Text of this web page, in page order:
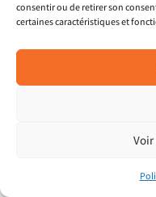
consentir ou de retirer son
certaines caractéristiques et
Voir